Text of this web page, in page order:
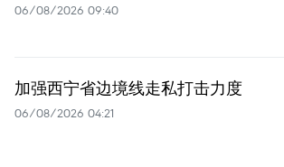
06/08/2026 09:40
加强西宁省边境线走私打击力度
06/08/2026 04:21